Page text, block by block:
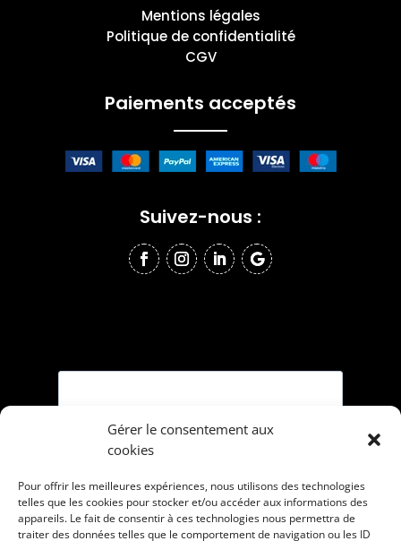
Gérer le consentement aux
cookies
Pour offrir les meilleures expériences, nous utilisons des technologies
telles que les cookies pour stocker et/ou accéder aux informations des
appareils. Le fait de consentir à ces technologies nous permettra de
traiter des données telles que le comportement de navigation ou les ID
Mentions légales
Politique de confidentialité
CGV
Paiements acceptés
Suivez-nous :